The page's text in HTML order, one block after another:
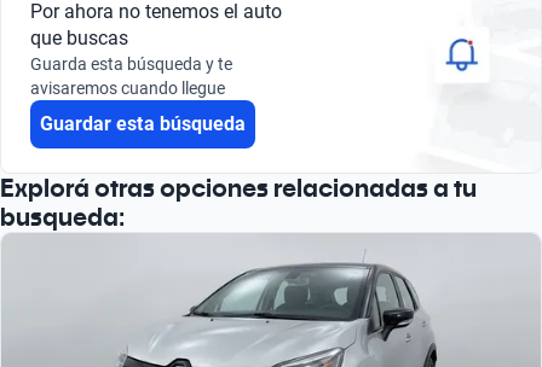
Buscá por modelo
Buscá por versión
Por ahora no tenemos el auto
que buscas
Guarda esta búsqueda y te
avisaremos cuando llegue
Guardar esta búsqueda
Explorá otras opciones relacionadas a tu
busqueda: